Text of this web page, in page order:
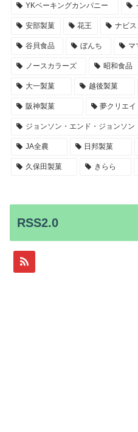
YKベーキングカンパニー
安部製菓 花王 ナビス
谷貝食品 ぼんち マ
ノースカラーズ 昭和食品
大一製菓 越後製菓
阪神製菓 夢クリエイ
ジョンソン・エンド・ジョンソン
JA全農 日邦製菓
久保田製菓 きらら
RSS2.0